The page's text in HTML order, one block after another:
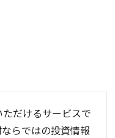
出来高(千)
出来高(千)
だけるサービスで
らではの投資情報